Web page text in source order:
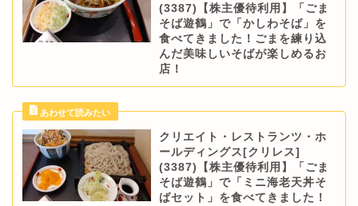
(3387)【株主優待利用】「ごま
そば遊鶴」で「かしわそば」を
食べてきました！ごまを練り込
んだ美味しいそばが楽しめるお
店！
クリエイト・レストランツ・ホ
ールディングス[クリレス]
(3387)【株主優待利用】「ごま
そば遊鶴」で「ミニ海老天丼そ
ばセット」を食べてきました！